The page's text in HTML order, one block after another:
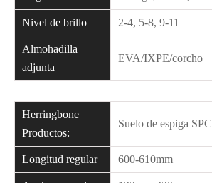
Nivel de brillo 2-4, 5-8, 9-11
Almohadilla
adjunta
EVA/IXPE/corcho
Herringbone
Productos:
Suelo de espiga SPC
Longitud regular 600-610mm